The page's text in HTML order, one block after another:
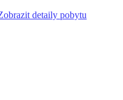
detaily pobytu